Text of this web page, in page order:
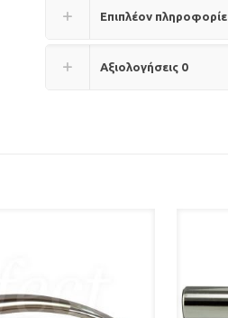
Επιπλέον
Αξιολογήσεις 0